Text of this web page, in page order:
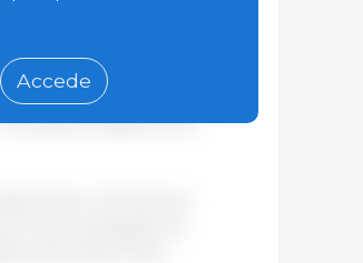
específicas, por
permitidas siempre
legales que
sobre el fin de las
los encuestados se
para estos fines.
Accede